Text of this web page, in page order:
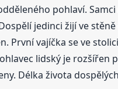
pohlaví.
jedinci žijí ve
První vajíčka se ve
lidský je rozšířen
Délka života